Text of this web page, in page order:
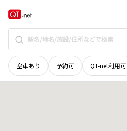
空車あり 予約可 QT-net利用可
青森県